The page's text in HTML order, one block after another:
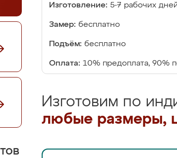
Изготовление: 5-7 рабочих
Замер: бесплатно
Подъём: бесплатно
Оплата: 10% предоплата, 90%
Изготовим по
любые размеры,